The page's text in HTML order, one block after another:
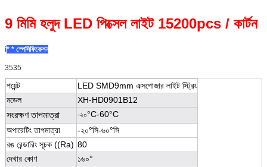
9 মিমি হলুদ LED পিক্সেল লাইট 15200pcs / কার্টন
i* * স্পেসিফিকেশন
3535
পয়েন্ট
LED SMD9mm এক্সপোজার লাইট স্ট্রিং
মডেল
XH-HD0901B12
সংরক্ষণ তাপমাত্রা -২০°C-60°C
অপারেটিং তাপমাত্রা
-২০°সি-৬০°সি
রঙ রেন্ডারিং সূচক ((Ra) 80
দেখার কোণ
১৬০°